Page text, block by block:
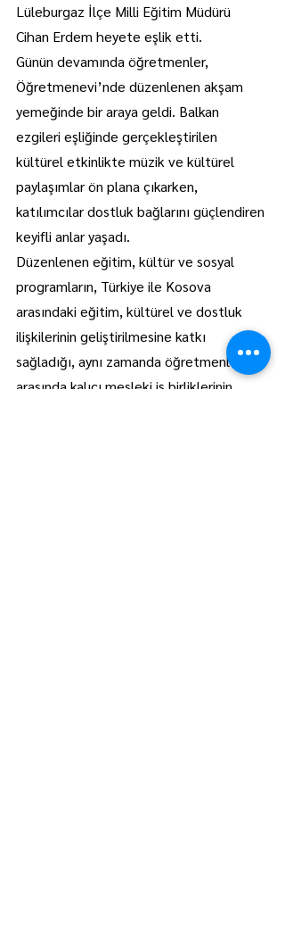
Lüleburgaz İlçe Milli Eğitim Müdürü
Cihan Erdem heyete eşlik etti.
Günün devamında öğretmenler,
Öğretmenevi’nde düzenlenen akşam
yemeğinde bir araya geldi. Balkan
ezgileri eşliğinde gerçekleştirilen
kültürel etkinlikte müzik ve kültürel
paylaşımlar ön plana çıkarken,
katılımcılar dostluk bağlarını güçlendiren
keyifli anlar yaşadı.
Düzenlenen eğitim, kültür ve sosyal
programların, Türkiye ile Kosova
arasındaki eğitim, kültürel ve dostluk
ilişkilerinin geliştirilmesine katkı
sağladığı, aynı zamanda öğretmenler
arasında kalıcı mesleki iş birliklerinin